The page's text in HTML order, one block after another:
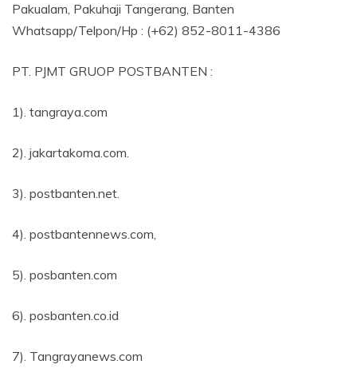
Pakualam, Pakuhaji Tangerang, Banten
Whatsapp/Telpon/Hp : (+62) 852-8011-4386
PT. PJMT GRUOP POSTBANTEN :
1). tangraya.com
2). jakartakoma.com.
3). postbanten.net.
4). postbantennews.com,
5). posbanten.com
6). posbanten.co.id
7). Tangrayanews.com